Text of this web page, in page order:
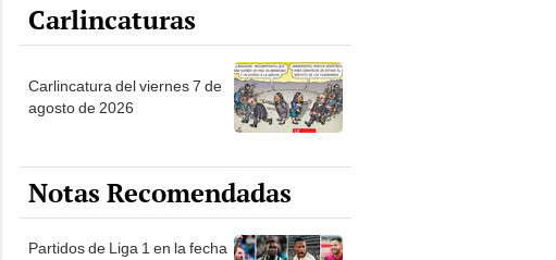
Carlincaturas
Carlincatura del viernes 7 de
agosto de 2026
Notas Recomendadas
Partidos de Liga 1 en la fecha